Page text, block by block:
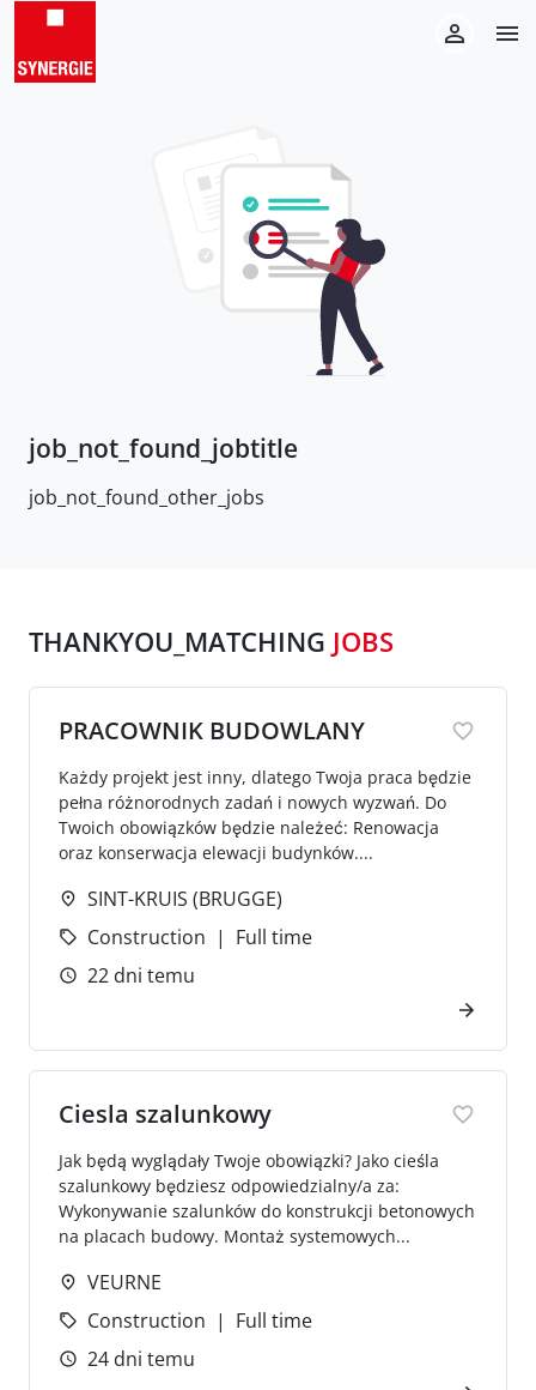
job_not_found_jobtitle
job_not_found_other_jobs
THANKYOU_MATCHING JOBS
PRACOWNIK BUDOWLANY
Każdy projekt jest inny, dlatego Twoja praca będzie
pełna różnorodnych zadań i nowych wyzwań. Do
Twoich obowiązków będzie należeć: Renowacja
oraz konserwacja elewacji budynków....
SINT-KRUIS (BRUGGE)
Construction
Full time
22 dni temu
Ciesla szalunkowy
Jak będą wyglądały Twoje obowiązki? Jako cieśla
szalunkowy będziesz odpowiedzialny/a za:
Wykonywanie szalunków do konstrukcji betonowych
na placach budowy. Montaż systemowych...
VEURNE
Construction
Full time
24 dni temu